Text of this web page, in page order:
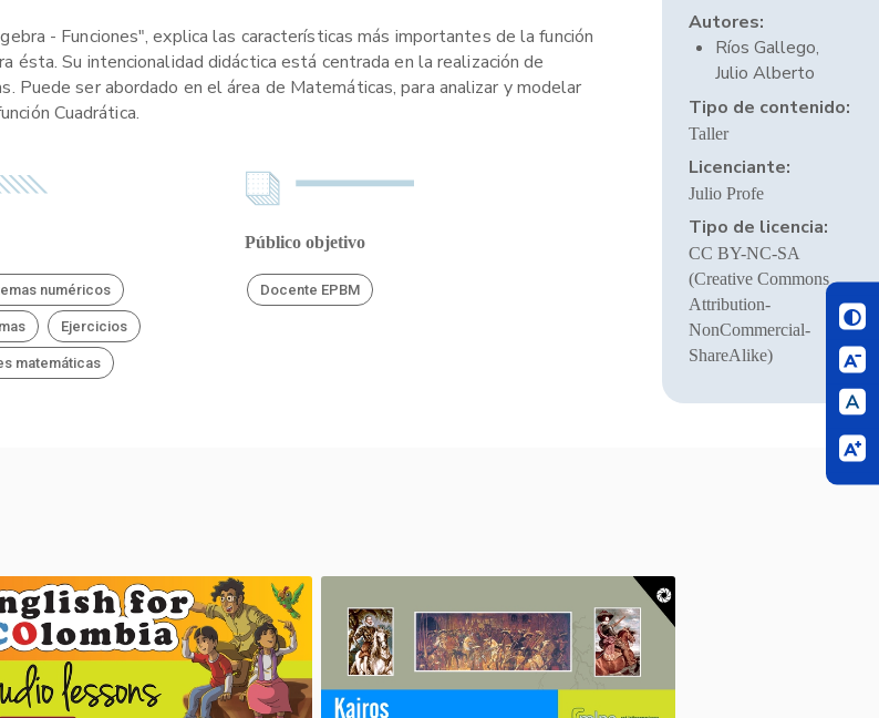
- Funciones", explica las características más importantes de la función
ésta. Su intencionalidad didáctica está centrada en la realización de
Puede ser abordado en el área de Matemáticas, para analizar y modelar
Cuadrática.
numéricos
Ejercicios
matemáticas
Público objetivo
Docente EPBM
Autores:
Ríos Gallego,
Julio Alberto
Tipo de contenido:
Taller
Licenciante:
Julio Profe
Tipo de licencia:
CC BY-NC-SA
(Creative Commons
Attribution-
NonCommercial-
ShareAlike)